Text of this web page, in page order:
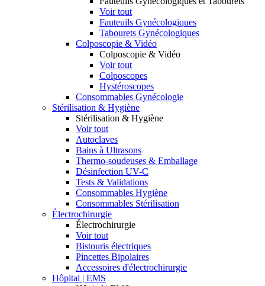
Voir tout
Fauteuils Gynécologiques
Tabourets Gynécologiques
Colposcopie & Vidéo
Colposcopie & Vidéo
Voir tout
Colposcopes
Hystéroscopes
Consommables Gynécologie
Stérilisation & Hygiène
Stérilisation & Hygiène
Voir tout
Autoclaves
Bains à Ultrasons
Thermo-soudeuses & Emballage
Désinfection UV-C
Tests & Validations
Consommables Hygiène
Consommables Stérilisation
Électrochirurgie
Électrochirurgie
Voir tout
Bistouris électriques
Pincettes Bipolaires
Accessoires d'électrochirurgie
Hôpital | EMS